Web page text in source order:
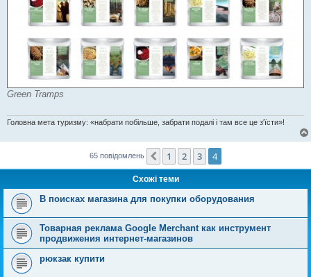
Green Tramps
Головна мета туризму: «набрати побільше, забрати подалі і там все це з'їсти»!
65 повідомлень Поперед.
1 2 3 4
Схожі теми
В поисках магазина для покупки оборудования
Товарная реклама Google Merchant как инструмент
продвижения интернет-магазинов
рюкзак купити